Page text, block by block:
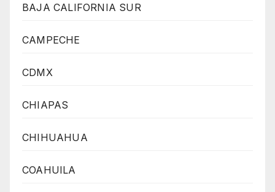
BAJA CALIFORNIA SUR
CAMPECHE
CDMX
CHIAPAS
CHIHUAHUA
COAHUILA